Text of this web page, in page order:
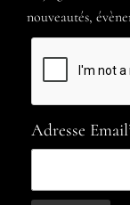
nouveautés,
Adresse